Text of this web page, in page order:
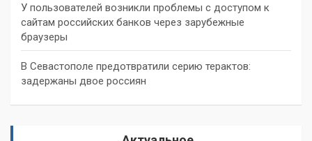
У пользователей возникли проблемы с доступом к
сайтам российских банков через зарубежные
браузеры
В Севастополе предотвратили серию терактов:
задержаны двое россиян